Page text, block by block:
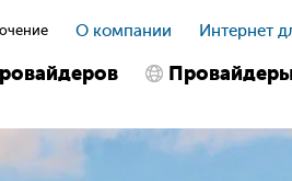
О компании Интернет